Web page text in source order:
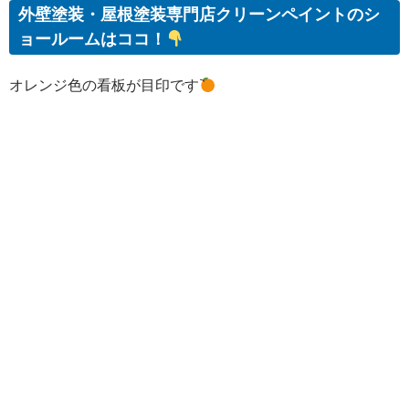
外壁塗装・屋根塗装専門店クリーンペイントのシ
ョールームはココ！
オレンジ色の看板が目印です